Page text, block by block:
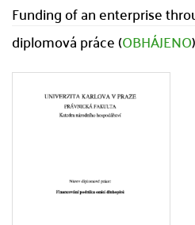
Funding of an enterprise
diplomová práce (OBHÁJENO)